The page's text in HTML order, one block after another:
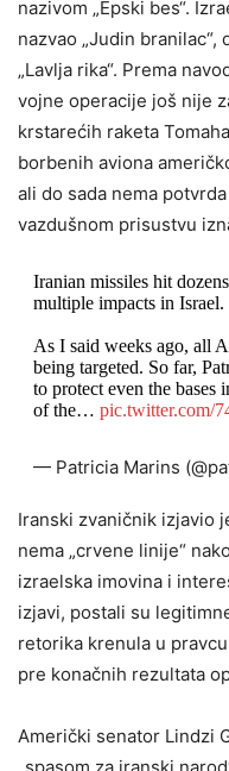
nazivom „Epski bes“.
nazvao „Judin
„Lavlja rika“. Prema
vojne operacije još nije
krstarećih raketa
borbenih aviona
ali do sada nema
vazdušnom prisustvu
Iranian missiles hit
multiple impacts in Israel.
As I said weeks ago, all
being targeted. So far,
to protect even the bases
of the… pic.twitter.com/
— Patricia Marins
Iranski zvaničnik izjavio
nema „crvene linije“
izraelska imovina i
izjavi, postali su
retorika krenula u
pre konačnih rezultata
Američki senator Lindzi